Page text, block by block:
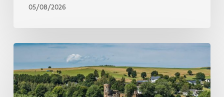
théoricien
sociaux.
05/08/2026
Un
record
touristique
qui